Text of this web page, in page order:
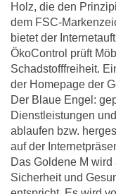
Holz, die den
dem FSC-
bietet der
ÖkoControl prüft
Schadstofffreiheit.
der Homepage der
Der Blaue Engel:
Dienstleistungen
ablaufen bzw.
auf der
Das Goldene M
Sicherheit und